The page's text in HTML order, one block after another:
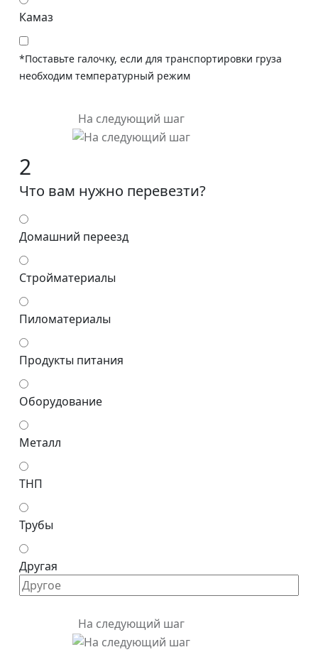
Камаз
*Поставьте галочку, если для транспортировки груза
необходим температурный режим
На следующий шаг
2
Что вам нужно перевезти?
Домашний переезд
Стройматериалы
Пиломатериалы
Продукты питания
Оборудование
Металл
ТНП
Трубы
Другая
На следующий шаг